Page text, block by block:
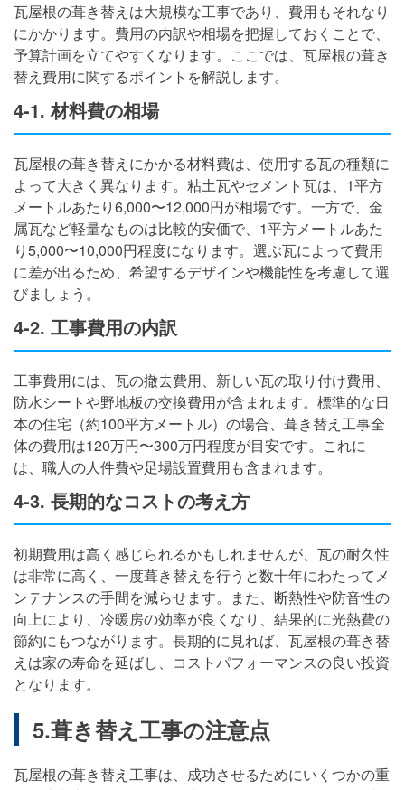
瓦屋根の葺き替えは大規模な工事であり、費用もそれなり
にかかります。費用の内訳や相場を把握しておくことで、
予算計画を立てやすくなります。ここでは、瓦屋根の葺き
替え費用に関するポイントを解説します。
4-1. 材料費の相場
瓦屋根の葺き替えにかかる材料費は、使用する瓦の種類に
よって大きく異なります。粘土瓦やセメント瓦は、1平方
メートルあたり6,000〜12,000円が相場です。一方で、金
属瓦など軽量なものは比較的安価で、1平方メートルあた
り5,000〜10,000円程度になります。選ぶ瓦によって費用
に差が出るため、希望するデザインや機能性を考慮して選
びましょう。
4-2. 工事費用の内訳
工事費用には、瓦の撤去費用、新しい瓦の取り付け費用、
防水シートや野地板の交換費用が含まれます。標準的な日
本の住宅（約100平方メートル）の場合、葺き替え工事全
体の費用は120万円〜300万円程度が目安です。これに
は、職人の人件費や足場設置費用も含まれます。
4-3. 長期的なコストの考え方
初期費用は高く感じられるかもしれませんが、瓦の耐久性
は非常に高く、一度葺き替えを行うと数十年にわたってメ
ンテナンスの手間を減らせます。また、断熱性や防音性の
向上により、冷暖房の効率が良くなり、結果的に光熱費の
節約にもつながります。長期的に見れば、瓦屋根の葺き替
えは家の寿命を延ばし、コストパフォーマンスの良い投資
となります。
5.葺き替え工事の注意点
瓦屋根の葺き替え工事は、成功させるためにいくつかの重